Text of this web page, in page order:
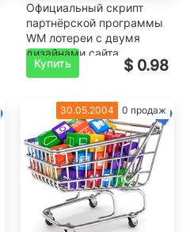
Официальный скрипт
партнёрской программы
WM лотереи с двумя
дизайнами сайта
Купить $ 0.98
30.05.2004 0 продаж